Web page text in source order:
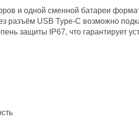
и одной сменной батареи
разъём USB Type-C возможно
защиты IP67, что гарантирует